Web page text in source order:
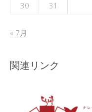
30
31
« 7月
関連リンク